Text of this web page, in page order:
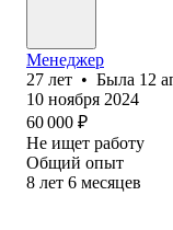
Менеджер
27 лет • Была 12
10 ноября 2024
60 000 ₽
Не ищет работу
Общий опыт
8 лет 6 месяцев